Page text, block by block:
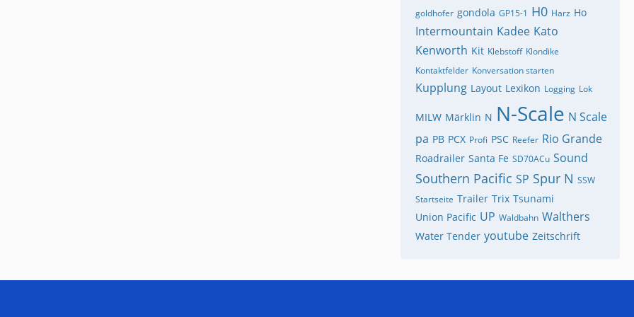
goldhofer gondola GP15-1 H0 Harz Ho
Intermountain Kadee Kato
Kenworth Kit Klebstoff Klondike
Kontaktfelder Konversation starten
Kupplung Layout Lexikon Logging Lok
MILW Märklin N N-Scale N Scale
pa PB PCX Profi PSC Reefer Rio Grande
Roadrailer Santa Fe SD70ACu Sound
Southern Pacific SP Spur N SSW
Startseite Trailer Trix Tsunami
Union Pacific UP Waldbahn Walthers
Water Tender youtube Zeitschrift